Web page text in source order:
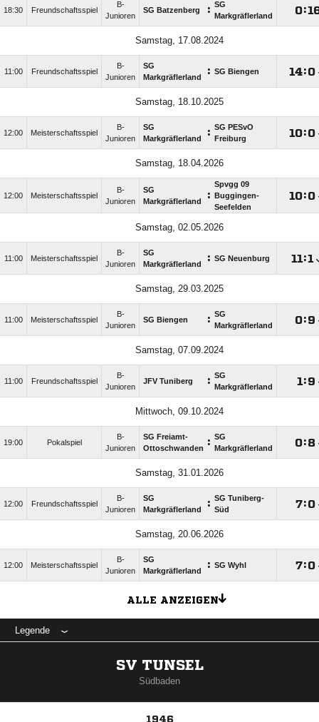
18:30 Freundschaftsspiel
B-
Junioren
SG Batzenberg : SG
Markgräflerland
:
Samstag, 17.08.2024
11:00 Freundschaftsspiel
B-
Junioren
SG
Markgräflerland
: SG Biengen :
Samstag, 18.10.2025
12:00 Meisterschaftsspiel
B-
Junioren
SG
Markgräflerland
: SG PESvO
Freiburg
:
Samstag, 18.04.2026
12:00 Meisterschaftsspiel
B-
Junioren
SG
Markgräflerland
:
Spvgg 09
Buggingen-
Seefelden
:
Samstag, 02.05.2026
11:00 Meisterschaftsspiel
B-
Junioren
SG
Markgräflerland
: SG Neuenburg :
Samstag, 29.03.2025
11:00 Meisterschaftsspiel
B-
Junioren
SG Biengen : SG
Markgräflerland
:
Samstag, 07.09.2024
11:00 Freundschaftsspiel
B-
Junioren
JFV Tuniberg : SG
Markgräflerland
:
Mittwoch, 09.10.2024
19:00 Pokalspiel
B-
Junioren
SG Freiamt-
Ottoschwanden : SG
Markgräflerland
:
Samstag, 31.01.2026
12:00 Freundschaftsspiel
B-
Junioren
SG
Markgräflerland
: SG Tuniberg-
Süd
:
Samstag, 20.06.2026
12:00 Meisterschaftsspiel
B-
Junioren
SG
Markgräflerland
: SG Wyhl :
ALLE ANZEIGEN
Legende
SV TUNSEL
Südbaden
1946